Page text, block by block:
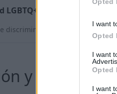
I want
Opted
I want
Opted
I want
LGBTQ+
discriminación contra personas
y servicios